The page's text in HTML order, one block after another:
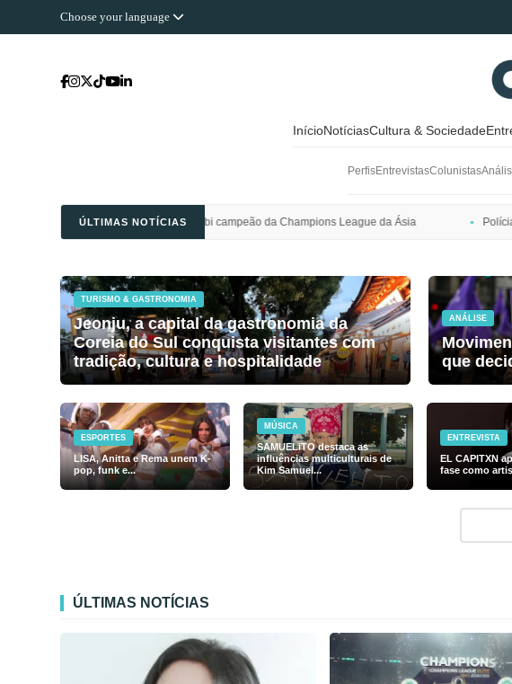
Choose your language
InícioNotíciasCultura & Sociedade
PerfisEntrevistasColunistas
ÚLTIMAS NOTÍCIAS
e é bi campeão da Champions League da Ásia Polícia da Coreia do Sul pede prisão
TURISMO & GASTRONOMIA
Jeonju, a capital da gastronomia da
Coreia do Sul conquista visitantes com
tradição, cultura e hospitalidade
ANÁLISE
que
ESPORTES
LISA, Anitta e Rema unem K-
pop, funk e...
MÚSICA
SAMUELiTO destaca as
influências multiculturais de
Kim Samuel...
ENTREVISTA
EL CAPITXN
fase como
ÚLTIMAS NOTÍCIAS